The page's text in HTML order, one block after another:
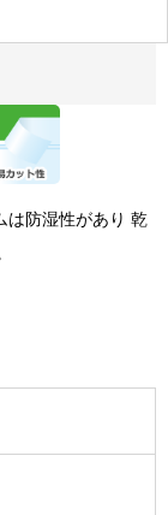
は防湿性があり 乾